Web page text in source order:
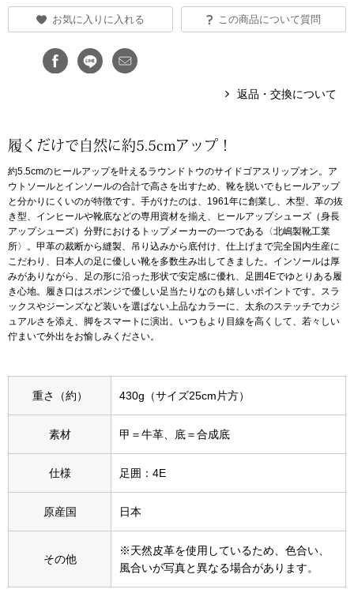
／チュニック
アクセサリー
ン雑貨
クラッチバッグ
リュック･バッ
スーツケース
その他
シューズ
レースアップ
スニーカー
その他
お気に入りに入れる この商品について質問
返品・交換について
履くだけで自然に約5.5cmアップ！
約5.5cmのヒールアップを叶えるラウンドトウのサイドゴアスリップオン。ア
ウトソールとインソールの合計で高さを出すため、靴を脱いでもヒールアップ
と分かりにくいのが特徴です。手がけたのは、1961年に創業し、木型、革の抜
き型、インヒールや靴底などの専用資材を揃え、ヒールアップシューズ（身長
アップシューズ）分野におけるトップメーカーの一つである〈北嶋製靴工業
所〉。甲革の裁断から縫製、吊り込みから底付け、仕上げまで完全国内生産に
こだわり、日本人の足に優しい靴を多数生み出してきました。インソールは厚
みがありながら、足の形に沿った形状で安定感に優れ、足囲4Eでゆとりある履
き心地。履き口はスポンジで優しい足当たりなのも嬉しいポイントです。スラ
ックスやジーンズなど装いを選ばない上品なカラーに、太糸のステッチでカジ
ュアルさを添え、脚をスマートに演出。いつもより目線を高くして、若々しい
佇まいで外出をお愉しみください。
重さ（約） 430g（サイズ25cm片方）
素材 甲＝牛革、底＝合成底
仕様 足囲：4E
原産国 日本
その他
※天然皮革を使用しているため、色合い、
風合いが写真と異なる場合があります。